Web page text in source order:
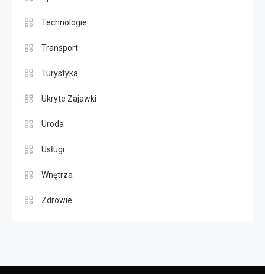
Technologie
Transport
Turystyka
Ukryte Zajawki
Uroda
Usługi
Wnętrza
Zdrowie